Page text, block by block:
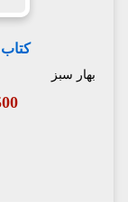
بهار سبز